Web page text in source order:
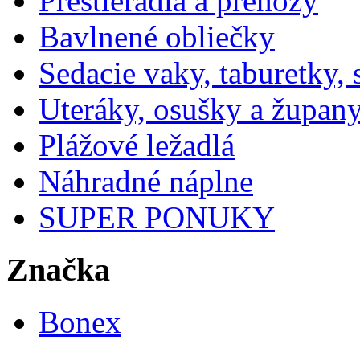
Bavlnené obliečky
Sedacie vaky, taburetky,
Uteráky, osušky a
Plážové ležadlá
Náhradné náplne
SUPER PONUKY
Značka
Bonex